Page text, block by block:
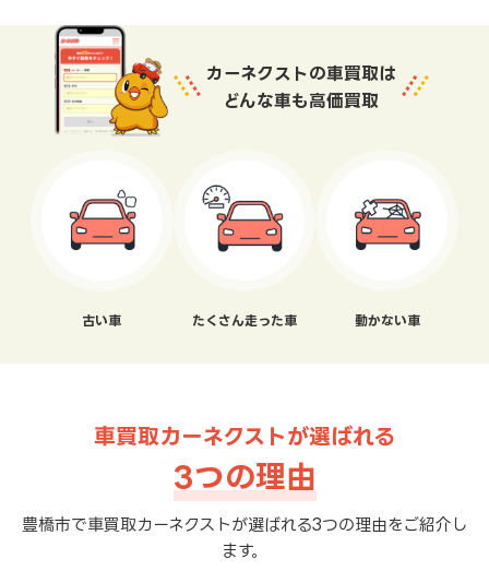
カーネクストの車買取は
どんな車も高価買取
古い車 たくさん走った車 動かない車
車買取カーネクストが選ばれる
3つの理由
豊橋市で車買取カーネクストが選ばれる3つの理由をご紹介し
ます。